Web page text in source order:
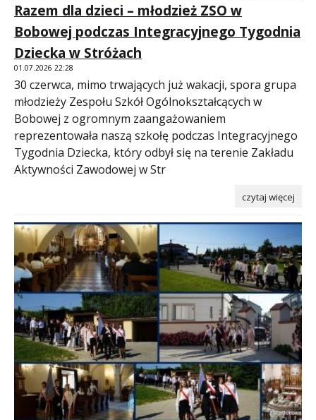
Razem dla dzieci – młodzież ZSO w
Bobowej podczas Integracyjnego Tygodnia
Dziecka w Stróżach
01.07.2026 22:28
30 czerwca, mimo trwających już wakacji, spora grupa
młodzieży Zespołu Szkół Ogólnokształcących w
Bobowej z ogromnym zaangażowaniem
reprezentowała naszą szkołę podczas Integracyjnego
Tygodnia Dziecka, który odbył się na terenie Zakładu
Aktywności Zawodowej w Str
czytaj więcej